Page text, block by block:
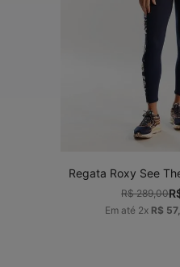
Regata Roxy See
R$ 289,00
Em até 2x R$ 57,